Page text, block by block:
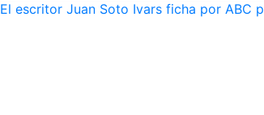
El escritor Juan Soto Ivars ficha por ABC